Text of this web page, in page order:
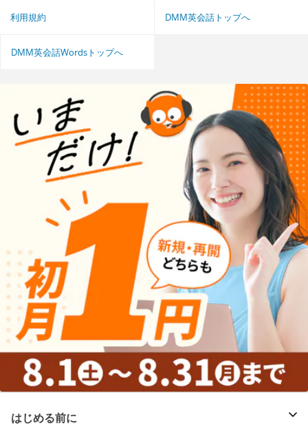
利用規約 DMM英会話トップへ
DMM英会話Wordsトップへ
はじめる前に